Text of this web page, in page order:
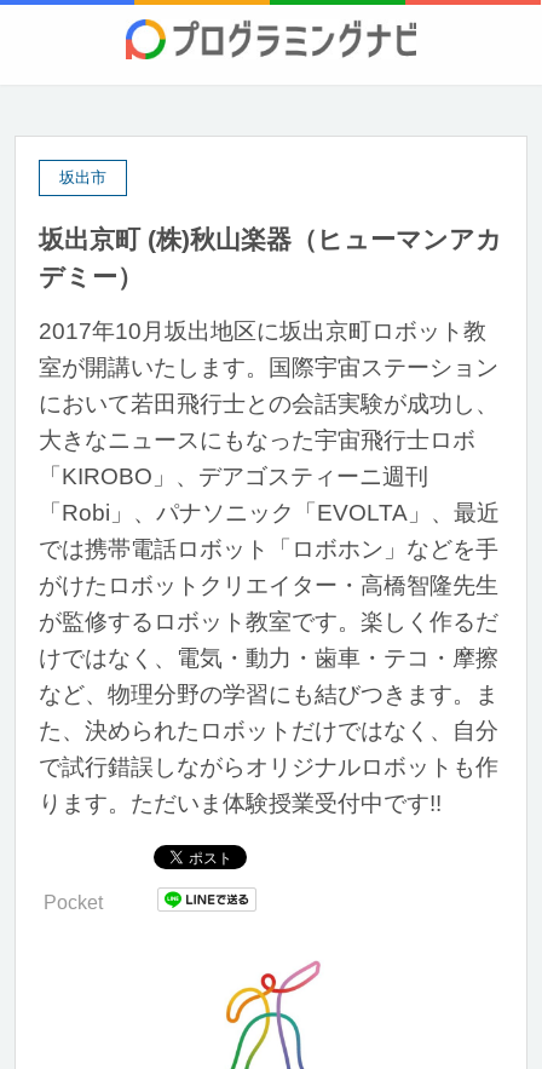
坂出市
坂出京町 (株)秋山楽器（ヒューマンアカ
デミー）
2017年10月坂出地区に坂出京町ロボット教
室が開講いたします。国際宇宙ステーション
において若田飛行士との会話実験が成功し、
大きなニュースにもなった宇宙飛行士ロボ
「KIROBO」、デアゴスティーニ週刊
「Robi」、パナソニック「EVOLTA」、最近
では携帯電話ロボット「ロボホン」などを手
がけたロボットクリエイター・高橋智隆先生
が監修するロボット教室です。楽しく作るだ
けではなく、電気・動力・歯車・テコ・摩擦
など、物理分野の学習にも結びつきます。ま
た、決められたロボットだけではなく、自分
で試行錯誤しながらオリジナルロボットも作
ります。ただいま体験授業受付中です!!
Pocket